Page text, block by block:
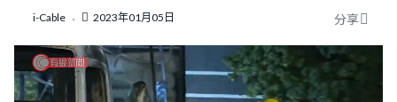
i-Cable 2023年01月05日 分享